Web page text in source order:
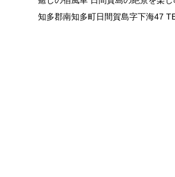
知多郡南知多町日間賀島字下海47